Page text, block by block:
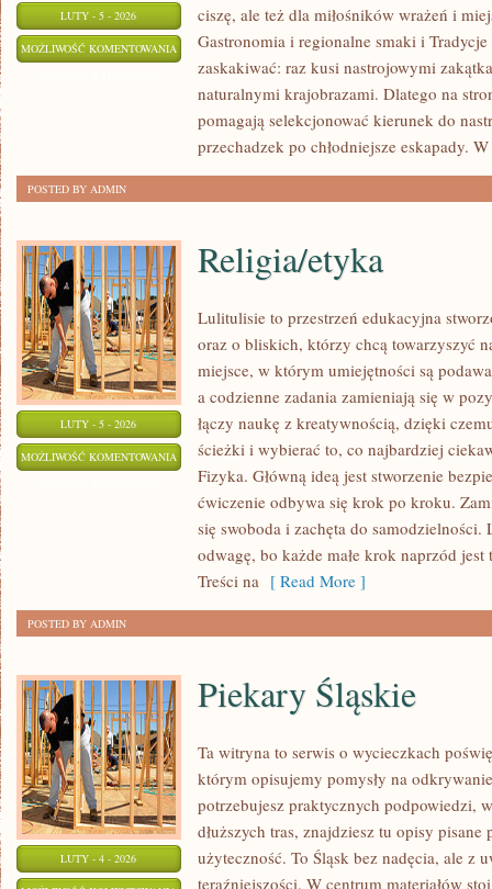
LUTY - 5 - 2026
MOŻLIWOŚĆ KOMENTOWANIA ROLNICTWO
EKOLOGIA
ciszę, ale też dla miłośników wrażeń i
Gastronomia i regionalne smaki i
zaskakiwać: raz kusi nastrojowymi
naturalnymi krajobrazami. Dlatego na
pomagają selekcjonować kierunek do
przechadzek po chłodniejsze eskapady.
POSTED BY ADMIN
LUTY - 5 - 2026
MOŻLIWOŚĆ KOMENTOWANIA RELIGIA/ETYKA
Religia/etyka
Lulitulisie to przestrzeń edukacyjna
oraz o bliskich, którzy chcą towarzyszyć
miejsce, w którym umiejętności są
a codzienne zadania zamieniają się w
łączy naukę z kreatywnością, dzięki
ścieżki i wybierać to, co najbardziej
Fizyka. Główną ideą jest stworzenie
ćwiczenie odbywa się krok po kroku.
się swoboda i zachęta do
odwagę, bo każde małe krok naprzód
Treści na [ Read More ]
POSTED BY ADMIN
LUTY - 4 - 2026
Piekary Śląskie
Ta witryna to serwis o wycieczkach
którym opisujemy pomysły na
potrzebujesz praktycznych podpowiedzi,
dłuższych tras, znajdziesz tu opisy pisane
użyteczność. To Śląsk bez nadęcia, ale z
teraźniejszości. W centrum materiałów